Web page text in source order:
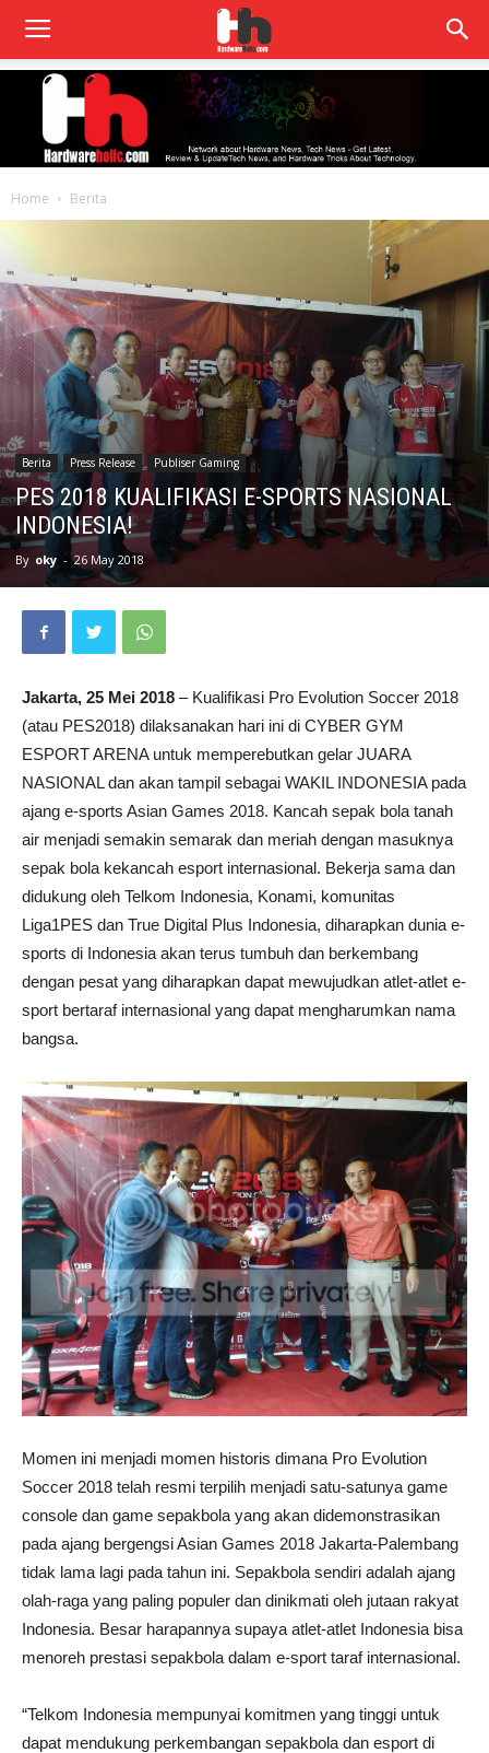
Home Berita
Berita Press Release Publiser Gaming
PES 2018 KUALIFIKASI E-SPORTS NASIONAL
INDONESIA!
By oky - 26 May 2018
Jakarta, 25 Mei 2018 – Kualifikasi Pro Evolution Soccer 2018
(atau PES2018) dilaksanakan hari ini di CYBER GYM
ESPORT ARENA untuk memperebutkan gelar JUARA
NASIONAL dan akan tampil sebagai WAKIL INDONESIA pada
ajang e-sports Asian Games 2018. Kancah sepak bola tanah
air menjadi semakin semarak dan meriah dengan masuknya
sepak bola kekancah esport internasional. Bekerja sama dan
didukung oleh Telkom Indonesia, Konami, komunitas
Liga1PES dan True Digital Plus Indonesia, diharapkan dunia e-
sports di Indonesia akan terus tumbuh dan berkembang
dengan pesat yang diharapkan dapat mewujudkan atlet-atlet e-
sport bertaraf internasional yang dapat mengharumkan nama
bangsa.
Momen ini menjadi momen historis dimana Pro Evolution
Soccer 2018 telah resmi terpilih menjadi satu-satunya game
console dan game sepakbola yang akan didemonstrasikan
pada ajang bergengsi Asian Games 2018 Jakarta-Palembang
tidak lama lagi pada tahun ini. Sepakbola sendiri adalah ajang
olah-raga yang paling populer dan dinikmati oleh jutaan rakyat
Indonesia. Besar harapannya supaya atlet-atlet Indonesia bisa
menoreh prestasi sepakbola dalam e-sport taraf internasional.
“Telkom Indonesia mempunyai komitmen yang tinggi untuk
dapat mendukung perkembangan sepakbola dan esport di